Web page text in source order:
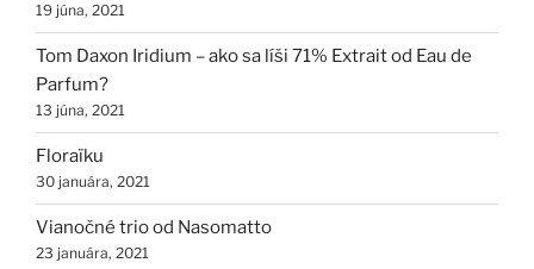
19 júna, 2021
Tom Daxon Iridium – ako sa líši 71% Extrait od Eau de
Parfum?
13 júna, 2021
Floraïku
30 januára, 2021
Vianočné trio od Nasomatto
23 januára, 2021